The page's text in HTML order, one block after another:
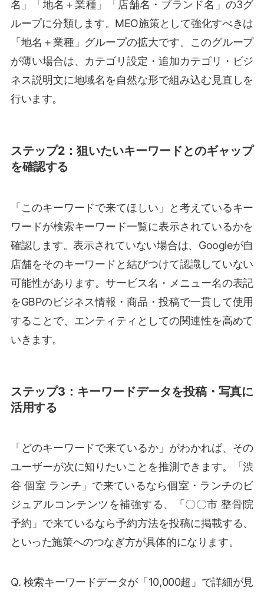
名」「地名＋業種」「店舗名・ブランド名」の3グ
ループに分類します。MEO施策として強化すべきは
「地名＋業種」グループの拡大です。このグループ
が薄い場合は、カテゴリ設定・追加カテゴリ・ビジ
ネス説明文に地域名を自然な形で組み込む見直しを
行います。
ステップ2：狙いたいキーワードとのギャップ
を確認する
「このキーワードで来てほしい」と考えているキー
ワードが検索キーワード一覧に表示されているかを
確認します。表示されていない場合は、Googleが自
店舗をそのキーワードと結びつけて認識していない
可能性があります。サービス名・メニュー名の表記
をGBPのビジネス情報・商品・投稿で一貫して使用
することで、エンティティとしての関連性を高めて
いきます。
ステップ3：キーワードデータを投稿・写真に
活用する
「どのキーワードで来ているか」がわかれば、その
ユーザーが次に知りたいことを推測できます。「渋
谷 個室 ランチ」で来ているなら個室・ランチのビ
ジュアルコンテンツを補強する、「〇〇市 整骨院
予約」で来ているなら予約方法を投稿に掲載する、
といった施策へのつなぎ方が具体的になります。
Q. 検索キーワードデータが「10,000超」で詳細が見